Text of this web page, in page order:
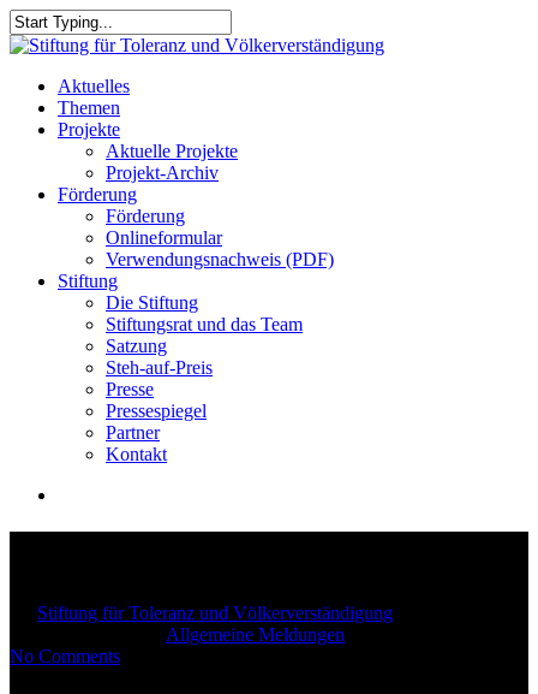
Skip
to
content
Close
search
Menu
Aktuelles
Themen
Projekte
Aktuelle Projekte
Projekt-Archiv
Förderung
Förderung
Onlineformular
Verwendungsnachweis (PDF)
Stiftung
Die Stiftung
Stiftungsrat und das Team
Satzung
Steh-auf-Preis
Presse
Pressespiegel
Partner
Kontakt
Stiftung für Toleranz und Völkerverständigung
Allgemeine Meldungen
No Comments